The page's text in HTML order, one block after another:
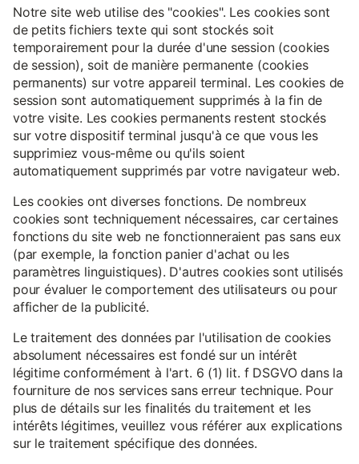
Notre site web utilise des "cookies". Les cookies sont
de petits fichiers texte qui sont stockés soit
temporairement pour la durée d'une session (cookies
de session), soit de manière permanente (cookies
permanents) sur votre appareil terminal. Les cookies de
session sont automatiquement supprimés à la fin de
votre visite. Les cookies permanents restent stockés
sur votre dispositif terminal jusqu'à ce que vous les
supprimiez vous-même ou qu'ils soient
automatiquement supprimés par votre navigateur web.
Les cookies ont diverses fonctions. De nombreux
cookies sont techniquement nécessaires, car certaines
fonctions du site web ne fonctionneraient pas sans eux
(par exemple, la fonction panier d'achat ou les
paramètres linguistiques). D'autres cookies sont utilisés
pour évaluer le comportement des utilisateurs ou pour
afficher de la publicité.
Le traitement des données par l'utilisation de cookies
absolument nécessaires est fondé sur un intérêt
légitime conformément à l'art. 6 (1) lit. f DSGVO dans la
fourniture de nos services sans erreur technique. Pour
plus de détails sur les finalités du traitement et les
intérêts légitimes, veuillez vous référer aux explications
sur le traitement spécifique des données.